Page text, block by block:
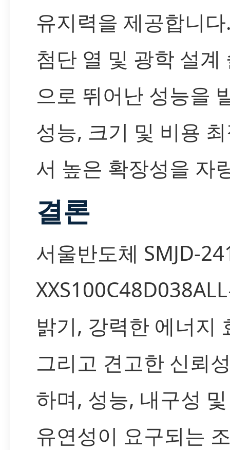
유지력을 제공합니
첨단 열 및 광학 설계
으로 뛰어난 성능을
성능, 크기 및 비용
서 높은 확장성을 자
결론
서울반도체 SMJD-
밝기, 강력한 에너지
그리고 견고한 신뢰
하며, 성능, 내구성
유연성이 요구되는